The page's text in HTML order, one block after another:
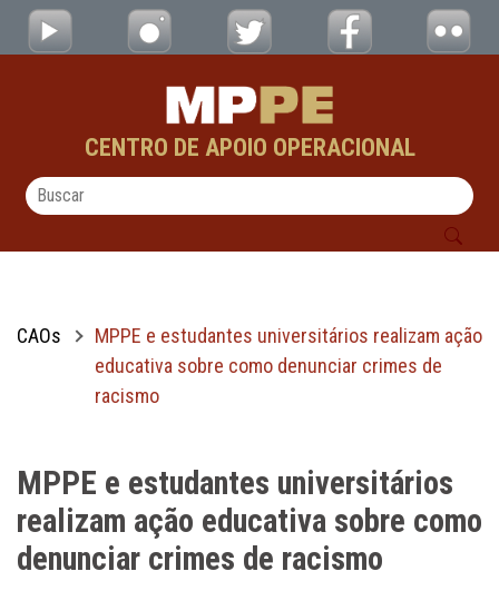
Pular para o Conteúdo principal
MPPE e estudantes universitários
CENTRO DE APOIO OPERACIONAL
CAOs
MPPE e estudantes universitários realizam ação
educativa sobre como denunciar crimes de
racismo
MPPE e estudantes universitários
realizam ação educativa sobre como
denunciar crimes de racismo